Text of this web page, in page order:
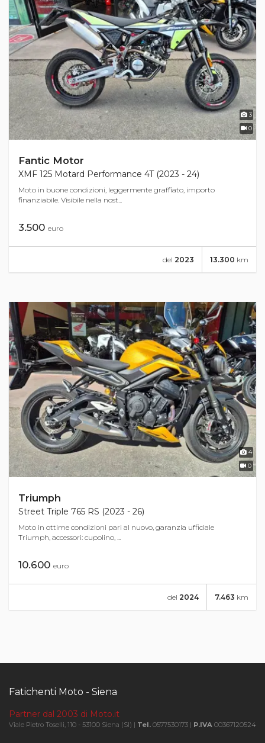
3
0
Fantic Motor
XMF 125 Motard Performance 4T (2023 - 24)
Moto in buone condizioni, leggermente graffiato, importo
finanziabile. Visibile nella nost...
3.500 euro
13.300 km
del 2023
4
0
Triumph
Street Triple 765 RS (2023 - 26)
Moto in ottime condizioni pari al nuovo, garanzia ufficiale
Triumph, accessori: cupolino, ...
10.600 euro
7.463 km
del 2024
Fatichenti Moto - Siena
Partner dal 2003 di Moto.it
Viale Pietro Toselli, 110 - 53100 Siena (SI) | Tel. 0577530173 | P.IVA 00367120524